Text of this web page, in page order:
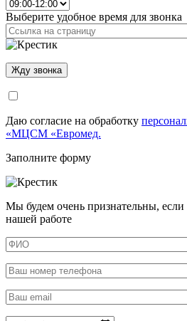
Выберите удобное время для звонка
Даю согласие на обработку
«МЦСМ «Евромед.
Заполните форму
Мы будем очень признательны,
нашей работе